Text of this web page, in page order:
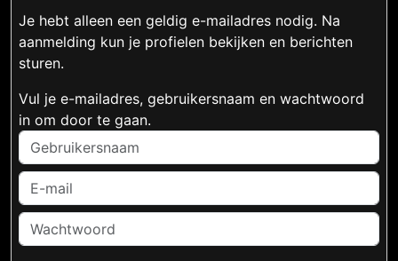
Je hebt alleen een geldig e-mailadres nodig. Na
aanmelding kun je profielen bekijken en berichten
sturen.
Vul je e-mailadres, gebruikersnaam en wachtwoord
in om door te gaan.